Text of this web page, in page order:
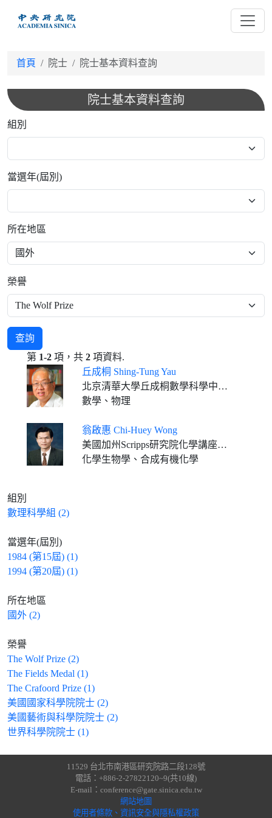
首頁 院士 院士基本資料查詢
院士基本資料查詢
組別
當選年(屆別)
所在地區
榮譽
查詢
第 1-2 項，共 2 項資料.
丘成桐 Shing-Tung Yau
北京清華大學丘成桐數學科學中心主任、求真書院院長 美國哈佛大學數學系名譽教授 香港中文大學數學科學研究所所長
數學、物理
翁啟惠 Chi-Huey Wong
美國加州Scripps研究院化學講座教授 中央研究院基因體中心合聘特聘研究員
化學生物學、合成有機化學
組別
數理科學組 (2)
當選年(屆別)
1984 (第15屆) (1)
1994 (第20屆) (1)
所在地區
國外 (2)
榮譽
The Wolf Prize (2)
The Fields Medal (1)
The Crafoord Prize (1)
美國國家科學院院士 (2)
美國藝術與科學院院士 (2)
世界科學院院士 (1)
11529 台北市南港區研究院路二段128號
電話：+886-2-27822120~9(共10線)
E-mail：conference@gate.sinica.edu.tw
網站地圖
使用者條款、資訊安全與隱私權政策